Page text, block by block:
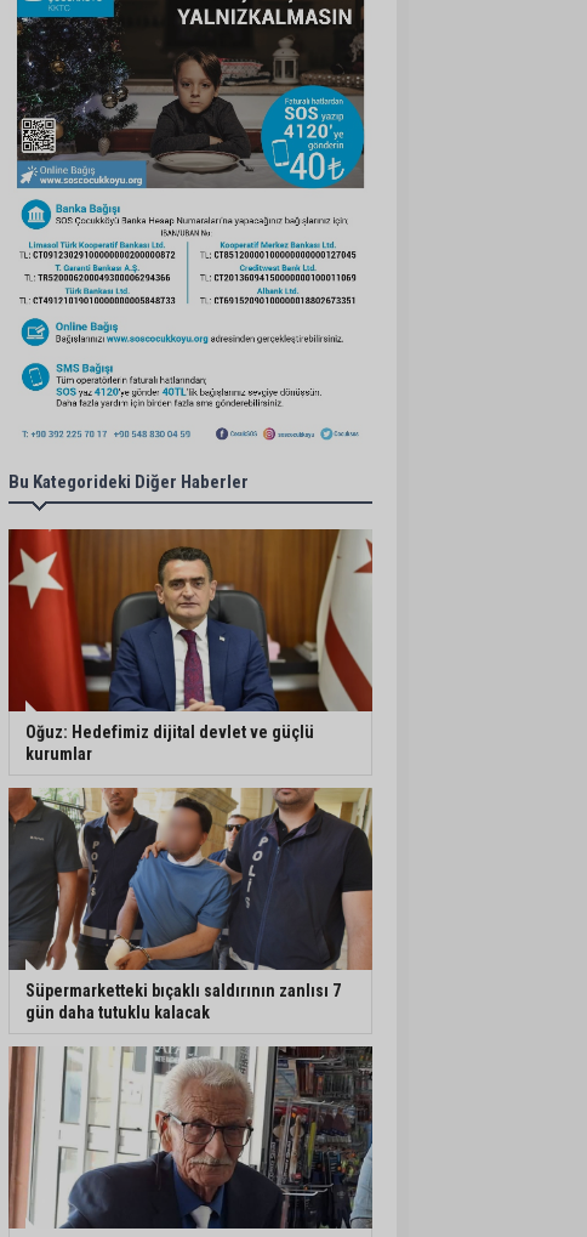
Bu Kategorideki Diğer Haberler
Oğuz: Hedefimiz dijital devlet ve güçlü
kurumlar
Süpermarketteki bıçaklı saldırının zanlısı 7
gün daha tutuklu kalacak